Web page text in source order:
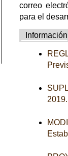
correo
para el
Información